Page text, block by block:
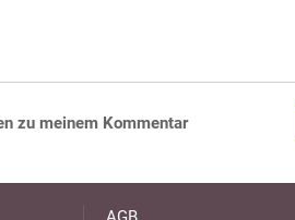
zu meinem Kommentar